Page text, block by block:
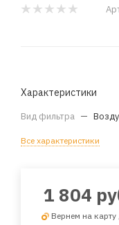
Характеристики
Вид фильтра —
Все характеристики
1 804
Вернем на